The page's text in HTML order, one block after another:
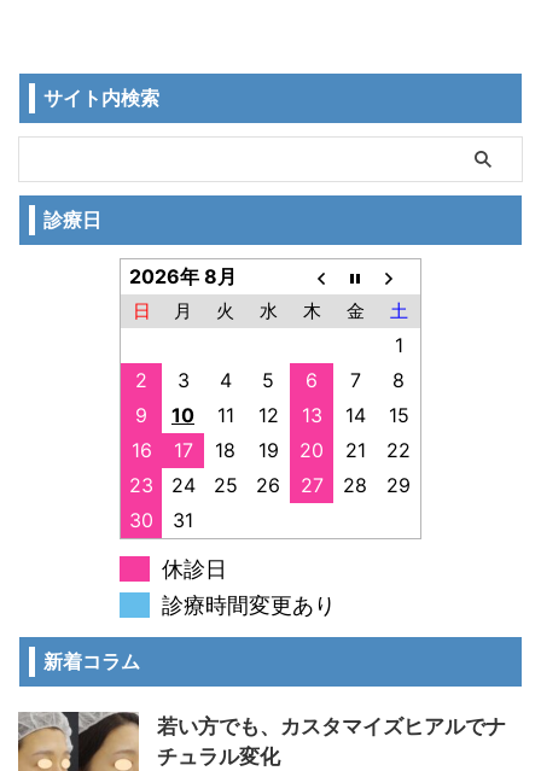
サイト内検索
診療日
2026年 8月
日 月 火 水 木 金 土
1
2
3 4 5 6 7
8
9
10 11 12 13 14
15
16
17 18 19 20 21
22
23
24 25 26 27 28
29
30
31
休診日
診療時間変更あり
新着コラム
若い方でも、カスタマイズヒアルでナ
チュラル変化